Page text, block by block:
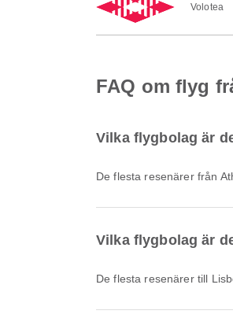
Volotea
FAQ om flyg
Vilka flygbolag är
De flesta resenärer från
Vilka flygbolag är
De flesta resenärer till